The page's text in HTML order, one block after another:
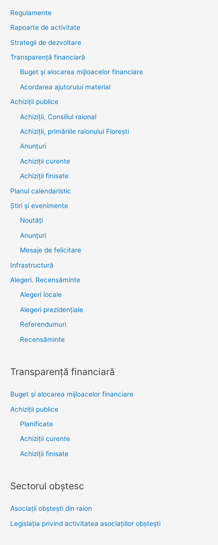
Regulamente
Rapoarte de activitate
Strategii de dezvoltare
Transparenţă financiară
Buget și alocarea mijloacelor financiare
Acordarea ajutorului material
Achiziţii publice
Achiziții, Consiliul raional
Achiziții, primăriile raionului Florești
Anunțuri
Achiziții curente
Achiziții finisate
Planul calendaristic
Știri şi evenimente
Noutăţi
Anunţuri
Mesaje de felicitare
Infrastructură
Alegeri. Recensăminte
Alegeri locale
Alegeri prezidențiale
Referendumuri
Recensăminte
Transparenţă financiară
Buget și alocarea mijloacelor financiare
Achiziţii publice
Planificate
Achiziții curente
Achiziții finisate
Sectorul obştesc
Asociaţii obşteşti din raion
Legislaţia privind activitatea asociaţiilor obşteşti